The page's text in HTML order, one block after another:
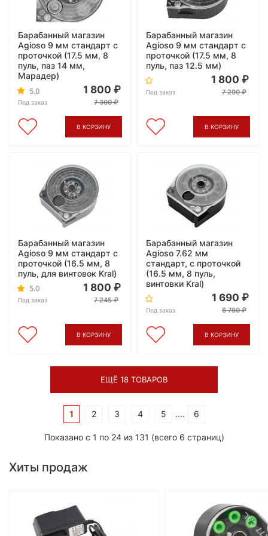
Барабанный магазин
Agioso 9 мм стандарт с
проточкой (17.5 мм, 8
пуль, паз 14 мм,
Марадер)
5.0
Под заказ
1 800
7 300
В КОРЗИНУ
Барабанный магазин
Agioso 9 мм стандарт с
проточкой (17.5 мм, 8
пуль, паз 12.5 мм)
Под заказ
1 800
7 290
В КОРЗИНУ
Барабанный магазин
Agioso 9 мм стандарт с
проточкой (16.5 мм, 8
пуль, для винтовок Kral)
5.0
Под заказ
1 800
7 245
В КОРЗИНУ
Барабанный магазин
Agioso 7.62 мм
стандарт, с проточкой
(16.5 мм, 8 пуль,
винтовки Kral)
Под заказ
1 690
6 780
В КОРЗИНУ
ЕЩЁ 18 ТОВАРОВ
1 2 3 4 5 .... 6
Показано с 1 по 24 из 131 (всего 6 страниц)
Хиты продаж